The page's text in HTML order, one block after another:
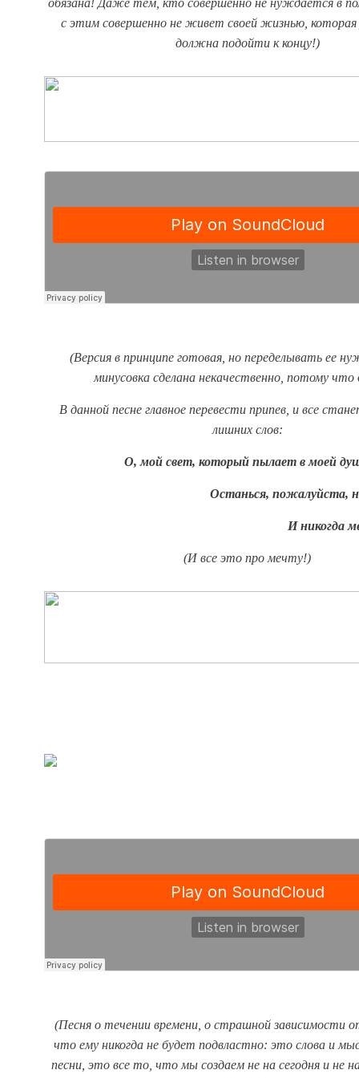
обязана! Даже тем, кто совершенно не нуждается в
с этим совершенно не живет своей жизнью,
должна подойти к концу!)
(Версия в принципе готовая, но переделывать ее
минусовка сделана некачественно, потому что
В данной песне главное перевести припев, и все
лишних слов:
О, мой свет, который пылает в моей
Останься, пожалуйста,
И никогда
(И все это про мечту!)
(Песня о течении времени, о страшной зависимости
что ему никогда не будет подвластно: это слова и
песни, это все то, что мы создаем не на сегодня и не